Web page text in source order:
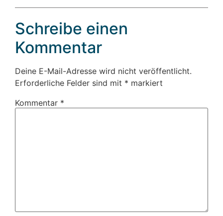
Schreibe einen
Kommentar
Deine E-Mail-Adresse wird nicht veröffentlicht.
Erforderliche Felder sind mit * markiert
Kommentar *